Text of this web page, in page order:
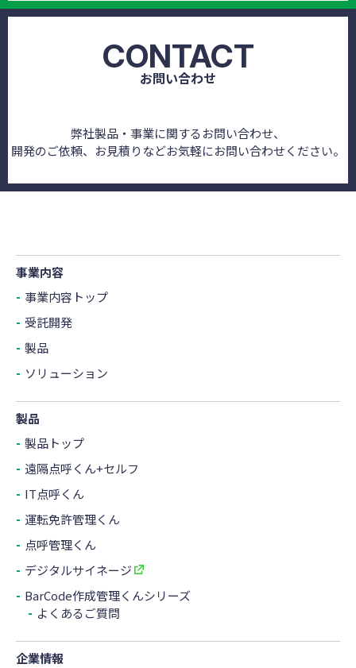
CONTACT
お問い合わせ
弊社製品・事業に関するお問い合わせ、
開発のご依頼、お見積りなどお気軽にお問い合わせください。
事業内容
事業内容トップ
受託開発
製品
ソリューション
製品
製品トップ
遠隔点呼くん+セルフ
IT点呼くん
運転免許管理くん
点呼管理くん
デジタルサイネージ
BarCode作成管理くんシリーズ
よくあるご質問
企業情報